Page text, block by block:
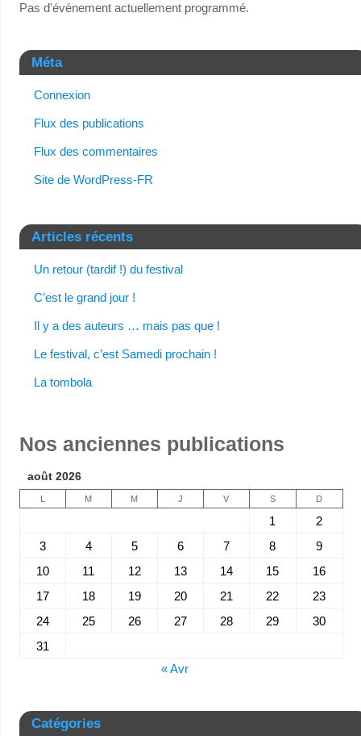
Pas d'événement actuellement programmé.
Méta
Connexion
Flux des publications
Flux des commentaires
Site de WordPress-FR
Articles récents
Un retour (tardif !) du festival
C’est le grand jour !
Il y a des auteurs … mais pas que !
Le festival, c’est Samedi prochain !
La tombola
Nos anciennes publications
août 2026
L M M J V S D
1
2
3
4 5 6 7 8
9
10
11 12 13 14 15
16
17
18 19 20 21 22
23
24
25 26 27 28 29
30
31
« Avr
Catégories